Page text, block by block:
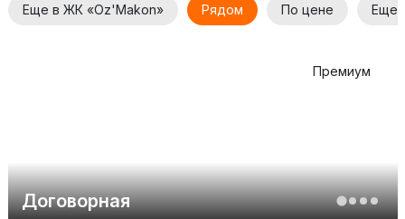
Еще в ЖК «Oz'Makon» Рядом По цене Еще
Премиум
Договорная